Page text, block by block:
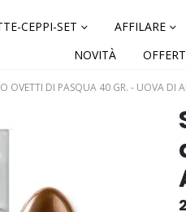
CEPPI-SET AFFILARE
NOVITÀ
OVETTI DI PASQUA 40 GR. - UOVA DI
Skip